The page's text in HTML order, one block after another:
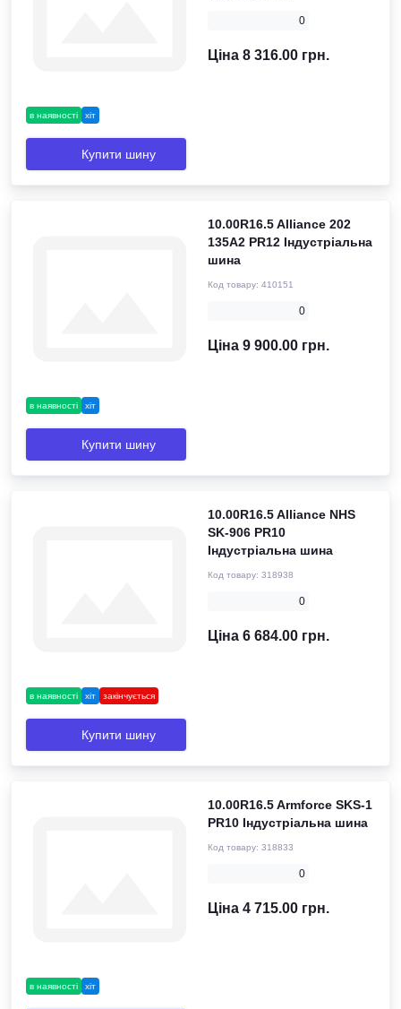
в наявності хіт
0
Ціна 8 316.00 грн.
Купити шину
в наявності хіт
10.00R16.5 Alliance 202
135A2 PR12 Індустріальна
шина
Код товару: 410151
0
Ціна 9 900.00 грн.
Купити шину
в наявності хіт закінчується
10.00R16.5 Alliance NHS
SK-906 PR10
Індустріальна шина
Код товару: 318938
0
Ціна 6 684.00 грн.
Купити шину
в наявності хіт
10.00R16.5 Armforce SKS-1
PR10 Індустріальна шина
Код товару: 318833
0
Ціна 4 715.00 грн.